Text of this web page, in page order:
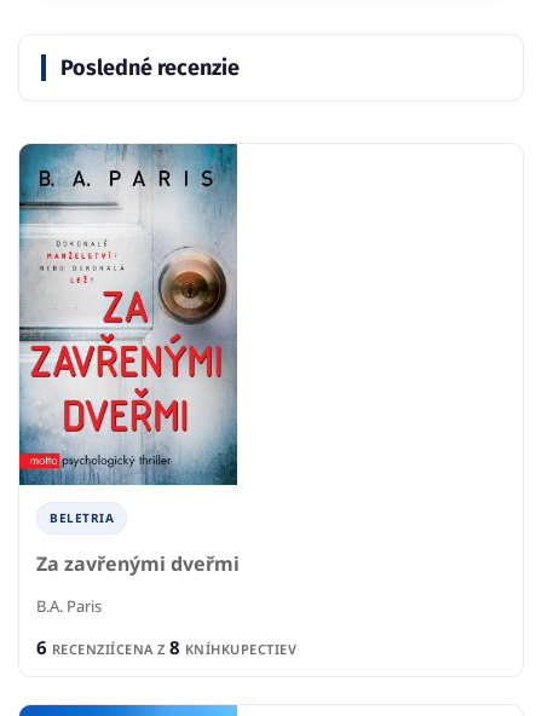
Posledné recenzie
BELETRIA
Za zavřenými dveřmi
B.A. Paris
6 RECENZIÍCENA Z 8 KNÍHKUPECTIEV